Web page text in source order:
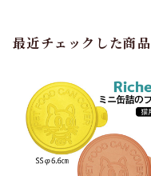
最近チェックした商品